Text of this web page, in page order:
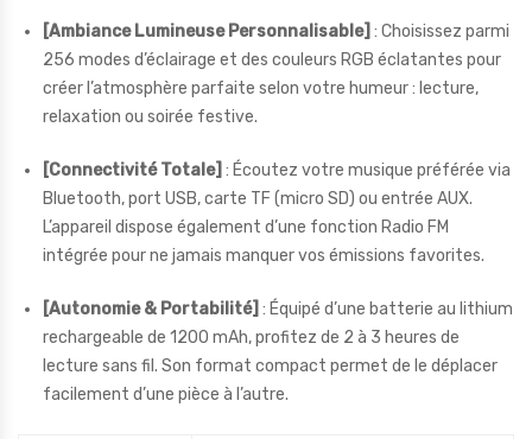
[Ambiance Lumineuse Personnalisable] : Choisissez parmi
256 modes d’éclairage et des couleurs RGB éclatantes pour
créer l’atmosphère parfaite selon votre humeur : lecture,
relaxation ou soirée festive.
[Connectivité Totale] : Écoutez votre musique préférée via
Bluetooth, port USB, carte TF (micro SD) ou entrée AUX.
L’appareil dispose également d’une fonction Radio FM
intégrée pour ne jamais manquer vos émissions favorites.
[Autonomie & Portabilité] : Équipé d’une batterie au lithium
rechargeable de 1200 mAh, profitez de 2 à 3 heures de
lecture sans fil. Son format compact permet de le déplacer
facilement d’une pièce à l’autre.